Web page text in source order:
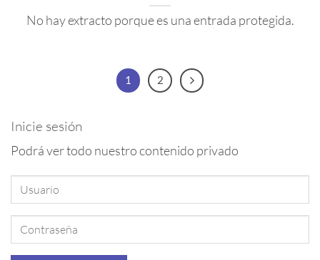
No hay extracto porque es una entrada protegida.
1 2
Inicie sesión
Podrá ver todo nuestro contenido privado